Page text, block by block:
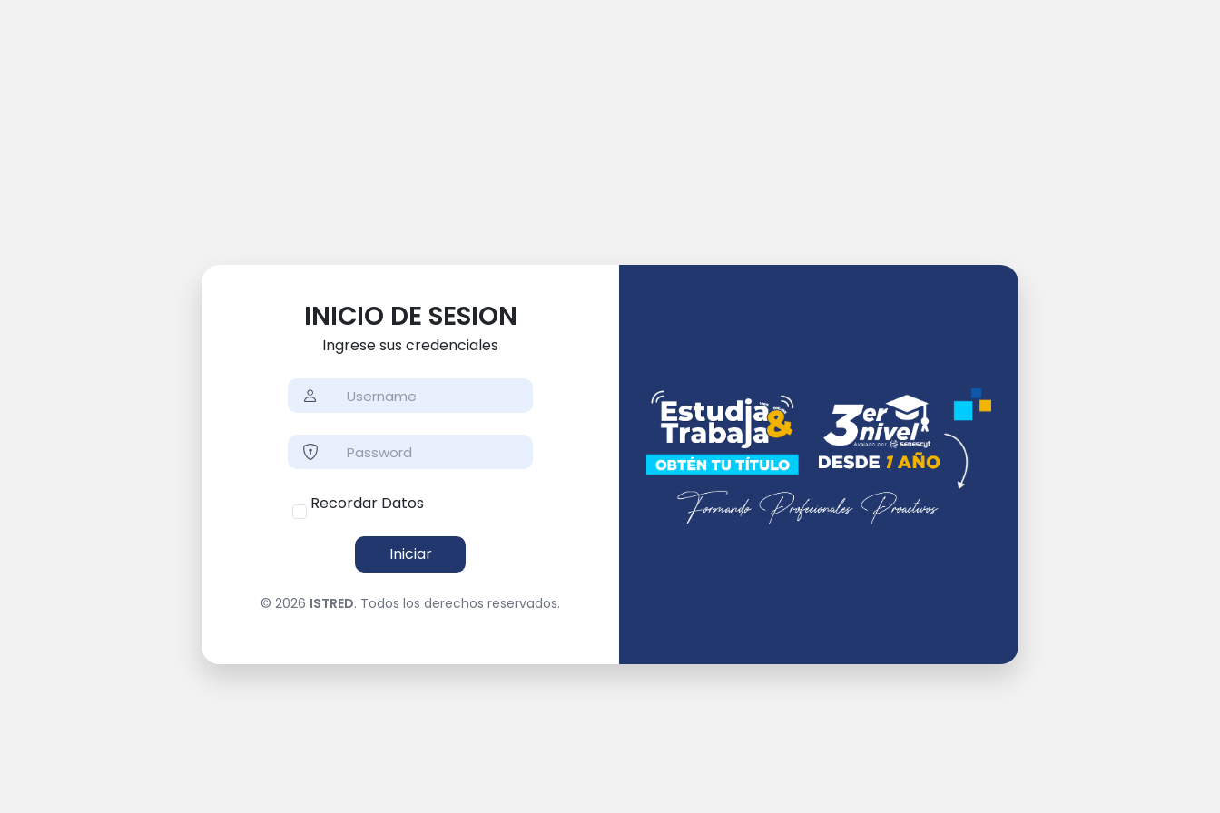
INICIO DE SESION
Ingrese sus credenciales
Recordar Datos
Iniciar
© 2026 ISTRED. Todos los derechos reservados.